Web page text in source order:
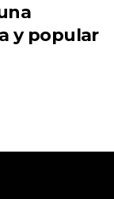
y popular